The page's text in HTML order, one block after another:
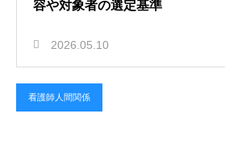
容や対象者の選定基準
2026.05.10
看護師人間関係